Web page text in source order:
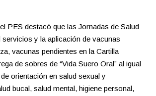
PES destacó que las Jornadas de Salud
servicios y la aplicación de vacunas
vacunas pendientes en la Cartilla
de sobres de “Vida Suero Oral” al igual
orientación en salud sexual y
bucal, salud mental, higiene personal,